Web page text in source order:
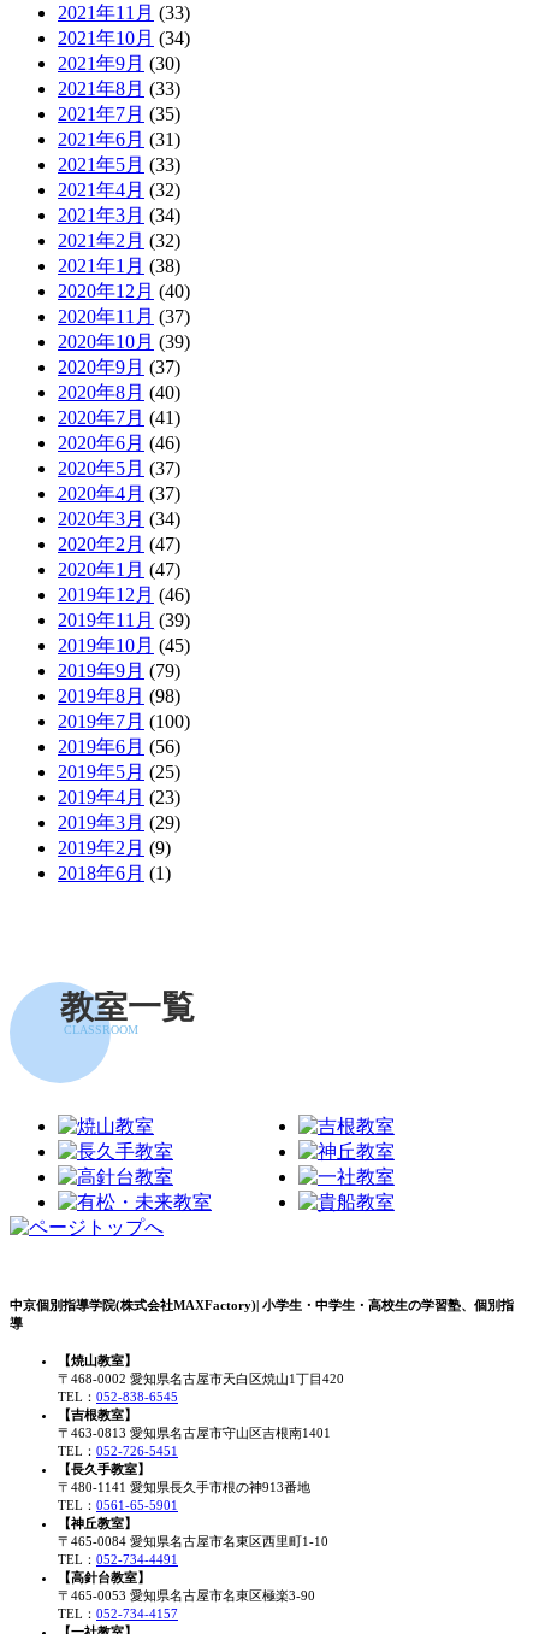
2021年11月 (33)
2021年10月 (34)
2021年9月 (30)
2021年8月 (33)
2021年7月 (35)
2021年6月 (31)
2021年5月 (33)
2021年4月 (32)
2021年3月 (34)
2021年2月 (32)
2021年1月 (38)
2020年12月 (40)
2020年11月 (37)
2020年10月 (39)
2020年9月 (37)
2020年8月 (40)
2020年7月 (41)
2020年6月 (46)
2020年5月 (37)
2020年4月 (37)
2020年3月 (34)
2020年2月 (47)
2020年1月 (47)
2019年12月 (46)
2019年11月 (39)
2019年10月 (45)
2019年9月 (79)
2019年8月 (98)
2019年7月 (100)
2019年6月 (56)
2019年5月 (25)
2019年4月 (23)
2019年3月 (29)
2019年2月 (9)
2018年6月 (1)
教室一覧
CLASSROOM
中京個別指導学院(株式会社MAXFactory)| 小学生・中学生・高校生の学習塾、個別指
導
【焼山教室】
〒468-0002 愛知県名古屋市天白区焼山1丁目420
TEL： 052-838-6545
【吉根教室】
〒463-0813 愛知県名古屋市守山区吉根南1401
TEL： 052-726-5451
【長久手教室】
〒480-1141 愛知県長久手市根の神913番地
TEL： 0561-65-5901
【神丘教室】
〒465-0084 愛知県名古屋市名東区西里町1-10
TEL： 052-734-4491
【高針台教室】
〒465-0053 愛知県名古屋市名東区極楽3-90
TEL： 052-734-4157